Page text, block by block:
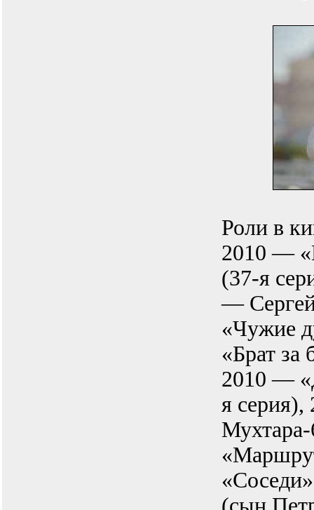
Роли в
2010 —
(37-я
—
«Чужие
«Брат
2010 —
я